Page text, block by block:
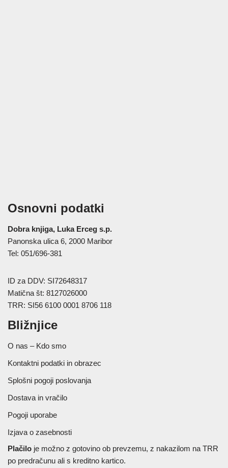
Osnovni podatki
Dobra knjiga, Luka Erceg s.p.
Panonska ulica 6, 2000 Maribor
Tel: 051/696-381
ID za DDV: SI72648317
Matična št: 8127026000
TRR: SI56 6100 0001 8706 118
Bližnjice
O nas – Kdo smo
Kontaktni podatki in obrazec
Splošni pogoji poslovanja
Dostava in vračilo
Pogoji uporabe
Izjava o zasebnosti
Plačilo je možno z gotovino ob prevzemu, z nakazilom na TRR
po predračunu ali s kreditno kartico.